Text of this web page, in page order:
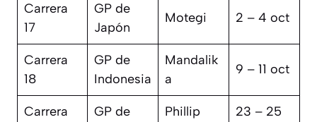
Carrera
17
GP de
Japón
Motegi 2 – 4 oct
Carrera
18
GP de
Indonesia
Mandalik
a
9 – 11 oct
Carrera
GP de
Phillip
23 – 25